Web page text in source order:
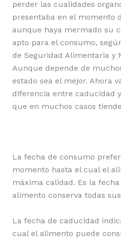
perder las cualidades
presentaba en el momento
aunque haya mermado su
apto para el consumo,
de Seguridad Alimentaria y
Aunque depende de
estado sea el mejor. Ahora
diferencia entre caducidad
que en muchos casos
La fecha de consumo
momento hasta el cual el
máxima calidad. Es la
alimento conserva todas
La fecha de caducidad
cual el alimento puede